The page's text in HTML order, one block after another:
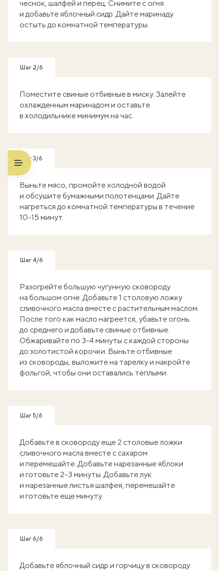
чеснок, шалфей и перец. Снимите с огня
и добавьте яблочный сидр. Дайте маринаду
остыть до комнатной температуры.
Шаг 2/6
Поместите свиные отбивные в миску. Залейте
охлажденным маринадом и оставьте
в холодильнике минимум на час.
Шаг 3/6
Выньте мясо, промойте холодной водой
и обсушите бумажными полотенцами. Дайте
нагреться до комнатной температуры в течение
10-15 минут.
Шаг 4/6
Разогрейте большую чугунную сковороду
на большом огне. Добавьте 1 столовую ложку
сливочного масла вместе с растительным маслом.
После того как масло нагреется, убавьте огонь
до среднего и добавьте свиные отбивные.
Обжаривайте по 3-4 минуты с каждой стороны
до золотистой корочки. Выньте отбивные
из сковороды, выложите на тарелку и накройте
фольгой, чтобы они оставались теплыми.
Шаг 5/6
Добавьте в сковороду еще 2 столовые ложки
сливочного масла вместе с сахаром
и перемешайте. Добавьте нарезанные яблоки
и готовьте 2-3 минуты. Добавьте лук
и нарезанные листья шалфея, перемешайте
и готовьте еще минуту.
Шаг 6/6
Добавьте яблочный сидр и горчицу в сковороду